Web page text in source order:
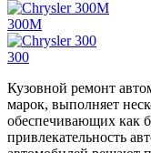
300M
300
Кузовной ремонт
марок, выполняет
обеспечивающих как
привлекательность